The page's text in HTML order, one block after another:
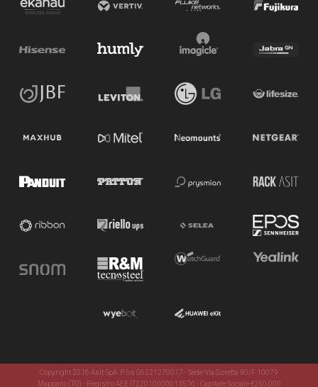
Copyright 2016 Asit SpA. P. Iva 06221270017 - Sede Via Goretta 90/F 10079
Mappano (TO) - Registro AEE IT22010000013576 - Capitale Sociale €250.000